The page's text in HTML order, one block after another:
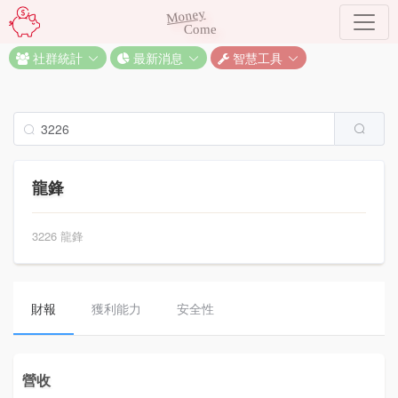
Money
Come
社群統計 最新消息 智慧工具
龍鋒
3226 龍鋒
財報 獲利能力 安全性
營收